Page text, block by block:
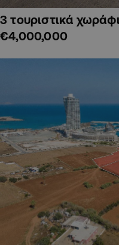
3 τουριστικά
€4,000,000